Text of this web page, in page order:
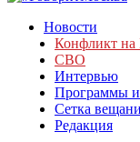
Новости
Конфликт на
СВО
Интервью
Программы
Сетка
Редакция